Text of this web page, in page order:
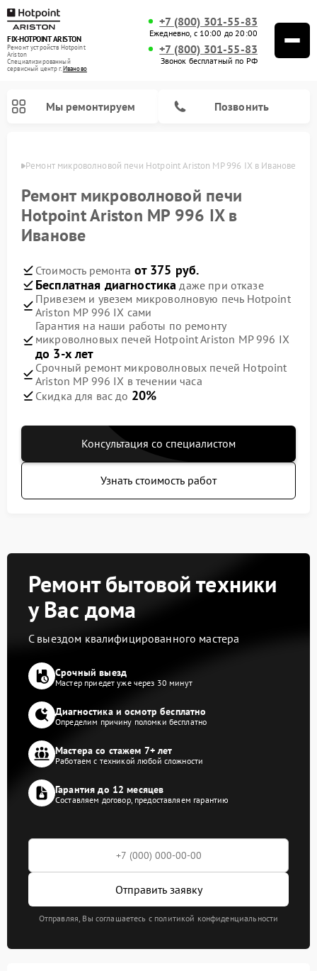
FIX-HOTPOINT ARISTON
Ремонт устройств Hotpoint
Ariston
Специализированный
cервисный центр г.Иваново
+7 (800) 301-55-83
Ежедневно, с 10:00 до 20:00
+7 (800) 301-55-83
Звонок бесплатный по РФ
Мы ремонтируем Позвонить
Ремонт микроволновой печи Hotpoint Ariston MP 996 IX в Иванове
Ремонт микроволновой печи
Hotpoint Ariston MP 996 IX в
Иванове
Стоимость ремонта от 375 руб.
Бесплатная диагностика даже при отказе
Привезем и увезем микроволновую печь Hotpoint
Ariston MP 996 IX сами
Гарантия на наши работы по ремонту
микроволновых печей Hotpoint Ariston MP 996 IX
до 3-х лет
Срочный ремонт микроволновых печей Hotpoint
Ariston MP 996 IX в течении часа
Скидка для вас до 20%
Консультация со специалистом
Узнать стоимость работ
Ремонт бытовой техники
у Вас дома
С выездом квалифицированного мастера
Срочный выезд
Мастер приедет уже через 30 минут
Диагностика и осмотр бесплатно
Определим причину поломки бесплатно
Мастера со стажем 7+ лет
Работаем с техникой любой сложности
Гарантия до 12 месяцев
Составляем договор, предоставляем гарантию
Отправить заявку
Отправляя, Вы соглашаетесь с политикой конфиденциальности